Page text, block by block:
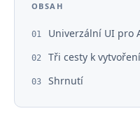
OBSAH
01 Univerzální UI pro
02 Tři cesty k
03 Shrnutí